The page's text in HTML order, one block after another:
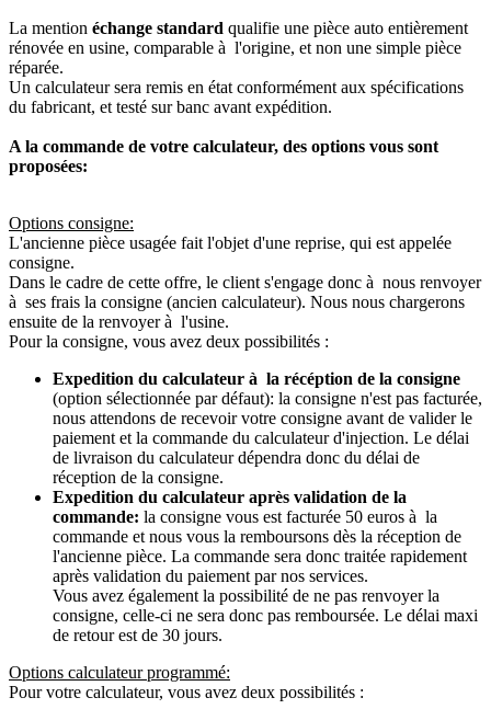
La mention échange standard qualifie une pièce auto entièrement
rénovée en usine, comparable à l'origine, et non une simple pièce
réparée.
Un calculateur sera remis en état conformément aux spécifications
du fabricant, et testé sur banc avant expédition.
A la commande de votre calculateur, des options vous sont
proposées:
Options consigne:
L'ancienne pièce usagée fait l'objet d'une reprise, qui est appelée
consigne.
Dans le cadre de cette offre, le client s'engage donc à nous renvoyer
à ses frais la consigne (ancien calculateur). Nous nous chargerons
ensuite de la renvoyer à l'usine.
Pour la consigne, vous avez deux possibilités :
Expedition du calculateur à la récéption de la consigne
(option sélectionnée par défaut): la consigne n'est pas facturée,
nous attendons de recevoir votre consigne avant de valider le
paiement et la commande du calculateur d'injection. Le délai
de livraison du calculateur dépendra donc du délai de
réception de la consigne.
Expedition du calculateur après validation de la
commande: la consigne vous est facturée 50 euros à la
commande et nous vous la remboursons dès la réception de
l'ancienne pièce. La commande sera donc traitée rapidement
après validation du paiement par nos services.
Vous avez également la possibilité de ne pas renvoyer la
consigne, celle-ci ne sera donc pas remboursée. Le délai maxi
de retour est de 30 jours.
Options calculateur programmé:
Pour votre calculateur, vous avez deux possibilités :